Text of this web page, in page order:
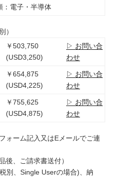
：電子・半導体
）
￥503,750
(USD3,250)
▷ お問い合
わせ
￥654,875
(USD4,225)
▷ お問い合
わせ
￥755,625
(USD4,875)
▷ お問い合
わせ
ォーム記入又はEメールでご連
後、ご請求書送付）
別、Single Userの場合)、納